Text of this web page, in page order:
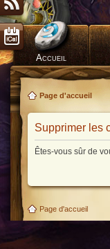
Accueil
Page d'accueil
Supprimer les
Êtes-vous sûr de
Page d'accueil